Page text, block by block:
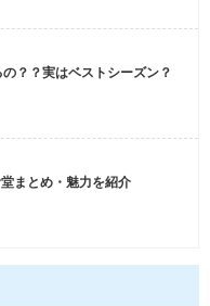
？？実はベストシーズン？
まとめ・魅力を紹介